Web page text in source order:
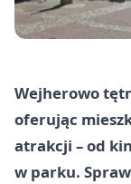
Wejherowo
oferując
atrakcji – od
w parku.